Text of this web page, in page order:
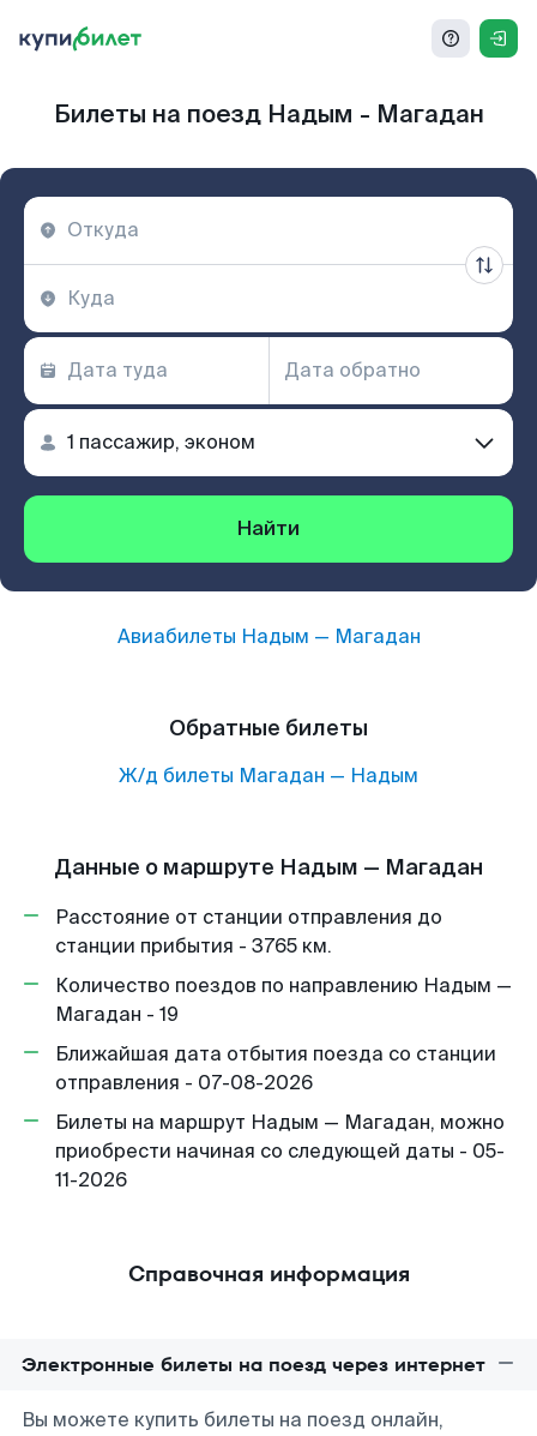
Билеты на поезд Надым - Магадан
Найти
Авиабилеты Надым — Магадан
Обратные билеты
Ж/д билеты Магадан — Надым
Данные о маршруте Надым — Магадан
Расстояние от станции отправления до
станции прибытия - 3765 км.
Количество поездов по направлению Надым —
Магадан - 19
Ближайшая дата отбытия поезда со станции
отправления - 07-08-2026
Билеты на маршрут Надым — Магадан, можно
приобрести начиная со следующей даты - 05-
11-2026
Справочная информация
Электронные билеты на поезд через интернет
Вы можете купить билеты на поезд онлайн,